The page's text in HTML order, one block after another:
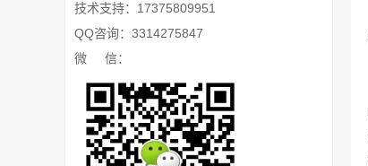
技术支持：17375809951
QQ咨询：3314275847
微 信：